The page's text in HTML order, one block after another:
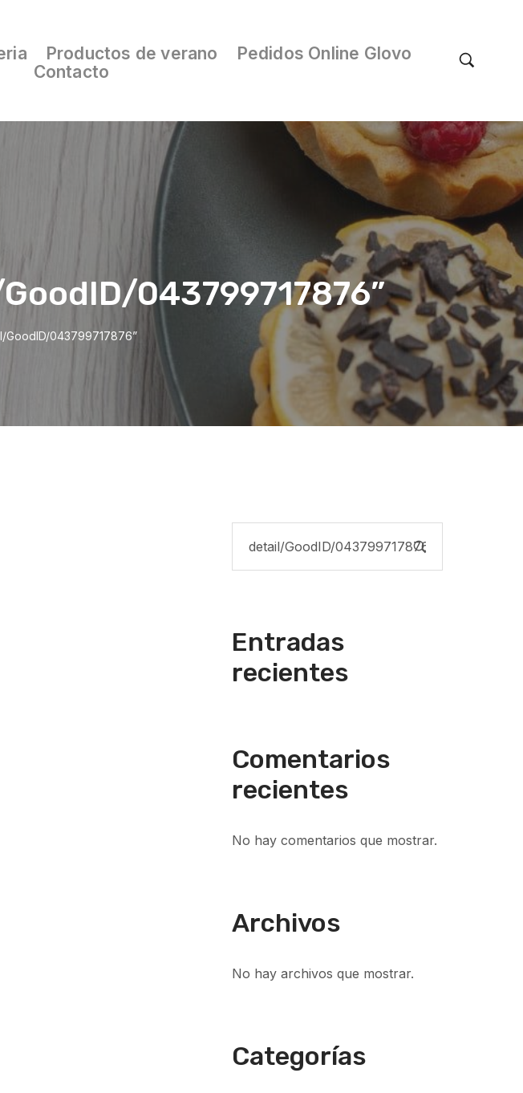
Productos de verano
Pedidos Online Glovo
Contacto
043799717876”
GoodID/043799717876”
Entradas
recientes
Comentarios
recientes
No hay comentarios que mostrar.
Archivos
No hay archivos que mostrar.
Categorías